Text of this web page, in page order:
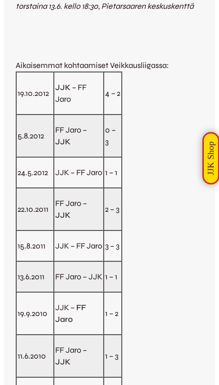
torstaina 13.6. kello 18:30, Pietarsaaren keskuskenttä
Aikaisemmat kohtaamiset Veikkausliigassa:
19.10.2012
JJK – FF
Jaro
4 – 2
5.8.2012
FF Jaro –
JJK
0 –
3
24.5.2012 JJK – FF Jaro 1 – 1
22.10.2011
FF Jaro –
JJK
2 – 3
15.8.2011 JJK – FF Jaro 3 – 3
13.6.2011 FF Jaro – JJK 1 – 1
19.9.2010
JJK – FF
Jaro
1 – 2
11.6.2010
FF Jaro –
JJK
1 – 3